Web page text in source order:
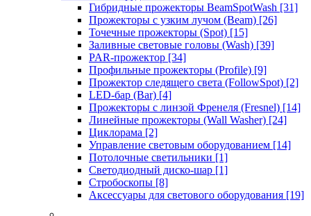
Гибридные прожекторы BeamSpotWash [31]
Прожекторы с узким лучом (Beam) [26]
Точечные прожекторы (Spot) [15]
Заливные световые головы (Wash) [39]
PAR-прожектор [34]
Профильные прожекторы (Profile) [9]
Прожектор следящего света (FollowSpot) [2]
LED-бар (Bar) [4]
Прожекторы с линзой Френеля (Fresnel) [14]
Линейные прожекторы (Wall Washer) [24]
Циклорама [2]
Управление световым оборудованием [14]
Потолочные светильники [1]
Светодиодный диско-шар [1]
Стробоскопы [8]
Аксессуары для светового оборудования [19]